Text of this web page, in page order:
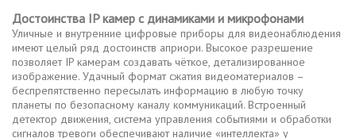
Достоинства IP камер с динамиками и микрофонами
Уличные и внутренние цифровые приборы для видеонаблюдения
имеют целый ряд достоинств априори. Высокое разрешение
позволяет IP камерам создавать чёткое, детализированное
изображение. Удачный формат сжатия видеоматериалов –
беспрепятственно пересылать информацию в любую точку
планеты по безопасному каналу коммуникаций. Встроенный
детектор движения, система управления событиями и обработки
сигналов тревоги обеспечивают наличие «интеллекта» у